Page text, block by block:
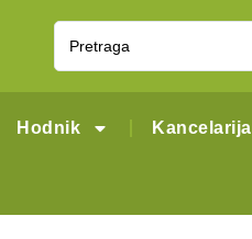
Hodnik Kancelarija